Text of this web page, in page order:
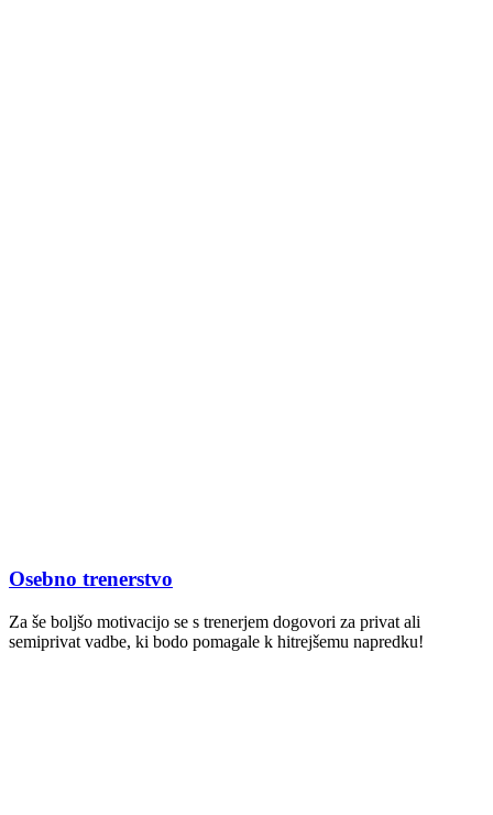
Osebno trenerstvo
Za še boljšo motivacijo se s trenerjem dogovori za privat ali
semiprivat vadbe, ki bodo pomagale k hitrejšemu napredku!